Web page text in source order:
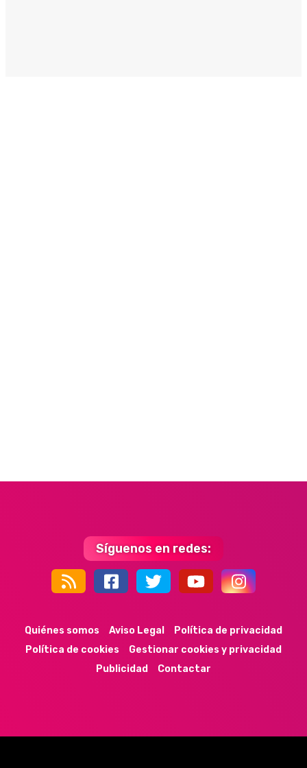
Síguenos en redes:
44k 9k 35k 352
Quiénes somos Aviso Legal
Política de privacidad
Política de cookies
Gestionar cookies y privacidad
Publicidad
Contactar